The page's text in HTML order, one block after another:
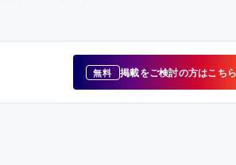
無料 掲載をご検討の方はこちら